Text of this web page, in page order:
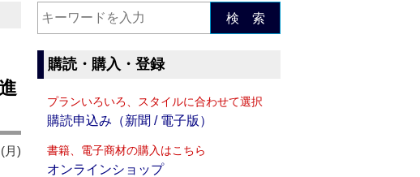
月)
検 索
購読・購入・登録
プランいろいろ、スタイルに合わせて選択
購読申込み（新聞 / 電子版）
書籍、電子商材の購入はこちら
オンラインショップ